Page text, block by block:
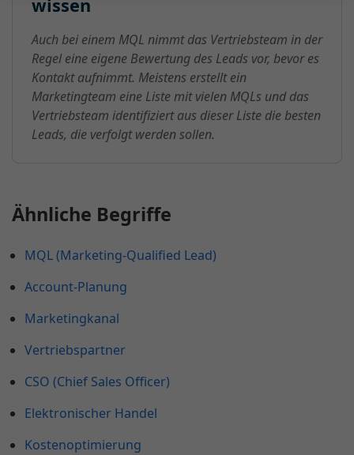
wissen
Auch bei einem MQL nimmt das Vertriebsteam in der
Regel eine eigene Bewertung des Leads vor, bevor es
Kontakt aufnimmt. Meistens erstellt ein
Marketingteam eine Liste mit vielen MQLs und das
Vertriebsteam identifiziert aus dieser Liste die besten
Leads, die verfolgt werden sollen.
Ähnliche Begriffe
MQL (Marketing-Qualified Lead)
Account-Planung
Marketingkanal
Vertriebspartner
CSO (Chief Sales Officer)
Elektronischer Handel
Kostenoptimierung